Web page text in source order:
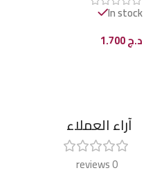
In stock
د.ج
آراء العملاء
0 reviews